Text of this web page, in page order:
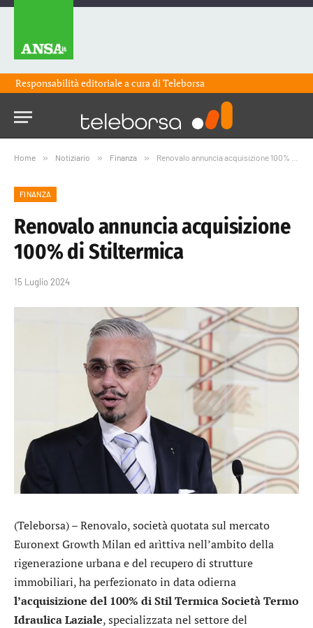
Responsabilità editoriale a cura diTeleborsa
Home » Notiziario » Finanza » Renovalo annuncia acquisizione 100% di Stiltermica
FINANZA
Renovalo annuncia acquisizione
100% di Stiltermica
15 Luglio 2024
(Teleborsa) –Renovalo, società quotata sul mercato
Euronext Growth Milan ed arìttiva nell’ambito della
rigenerazione urbana e del recupero di strutture
immobiliari, ha perfezionato in data odierna
l’acquisizione del 100% di Stil Termica Società Termo
Idraulica Laziale, specializzata nel settore del